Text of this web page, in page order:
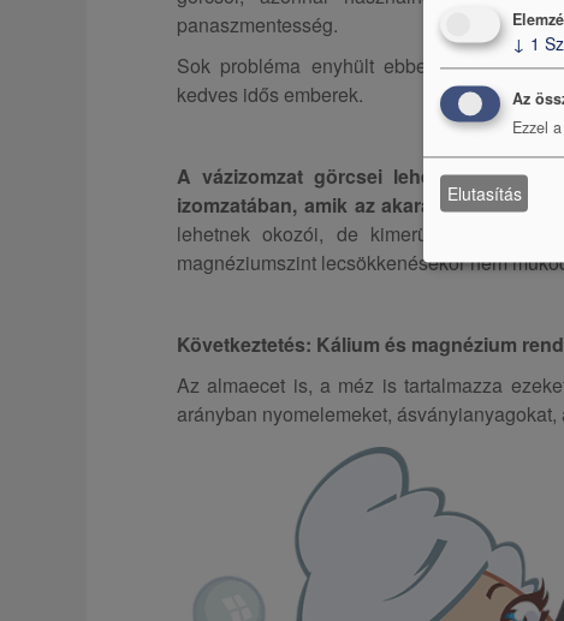
panaszmentesség.
Sok probléma enyhült ebben klubban,
kedves idős emberek.
A vázizomzat görcsei lehetnek a test
izomzatában, amik az akaratlan idegi
lehetnek okozói, de kimerültség,
magnéziumszint lecsökkenésekor nem
Következtetés: Kálium és magnézium
Az almaecet is, a méz is tartalmazza
arányban nyomelemeket,
↓ 1
Az
Ezzel
Elutasítás